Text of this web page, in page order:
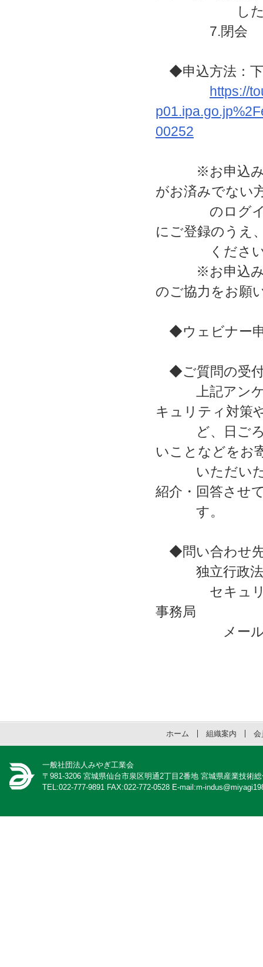
したパネル
7.閉会
◆申込方法：下
https://
00252
※お申込みに
がお済みでない
のログイン画
にご登録のうえ
ください
※お申込みに
のご協力をお願
◆ウェビナー申
◆ご質問の受付
上記アンケー
キュリティ対策
ど、日ごろの
いことなどをお
いただいたご
紹介・回答させ
す。
◆問い合わせ
独立行政法人
セキュリティ
事務局
メール
ホーム 組織案内 会
一般社団法人みやぎ工業会
〒981-3206 宮城県仙台市泉区明通2丁目2番地 宮城県産業技術
TEL:022-777-9891 FAX:022-772-0528 E-mail:m-